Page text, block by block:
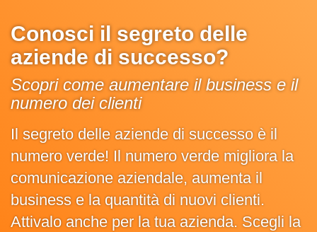
Conosci il segreto delle
aziende di successo?
Scopri come aumentare il business e il
numero dei clienti
Il segreto delle aziende di successo è il
numero verde! Il numero verde migliora la
comunicazione aziendale, aumenta il
business e la quantità di nuovi clienti.
Attivalo anche per la tua azienda. Scegli la